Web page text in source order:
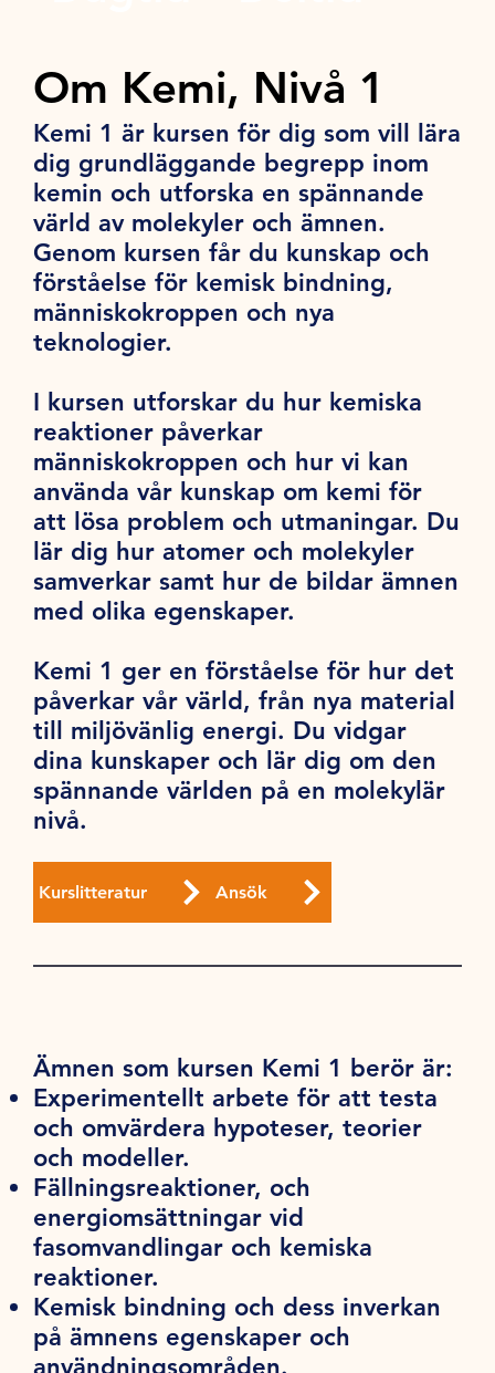
Om Kemi, Nivå 1
Kemi 1 är kursen för dig som vill lära
dig grundläggande begrepp inom
kemin och utforska en spännande
värld av molekyler och ämnen.
Genom kursen får du kunskap och
förståelse för kemisk bindning,
människokroppen och nya
teknologier.
I kursen utforskar du hur kemiska
reaktioner påverkar
människokroppen och hur vi kan
använda vår kunskap om kemi för
att lösa problem och utmaningar. Du
lär dig hur atomer och molekyler
samverkar samt hur de bildar ämnen
med olika egenskaper.
Kemi 1 ger en förståelse för hur det
påverkar vår värld, från nya material
till miljövänlig energi. Du vidgar
dina kunskaper och lär dig om den
spännande världen på en molekylär
nivå.
Kurslitteratur Ansök
Ämnen som kursen Kemi 1 berör är:
Experimentellt arbete för att testa
och omvärdera hypoteser, teorier
och modeller.
Fällningsreaktioner, och
energiomsättningar vid
fasomvandlingar och kemiska
reaktioner.
Kemisk bindning och dess inverkan
på ämnens egenskaper och
användningsområden.